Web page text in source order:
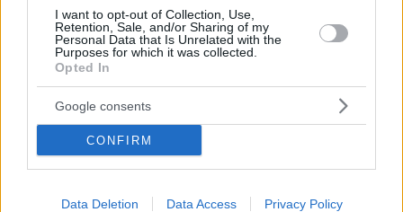
I want to opt-out of Collection, Use,
Retention, Sale, and/or Sharing of my
Personal Data that Is Unrelated with the
Purposes for which it was collected.
Opted In
Google consents
CONFIRM
Data Deletion Data Access Privacy Policy